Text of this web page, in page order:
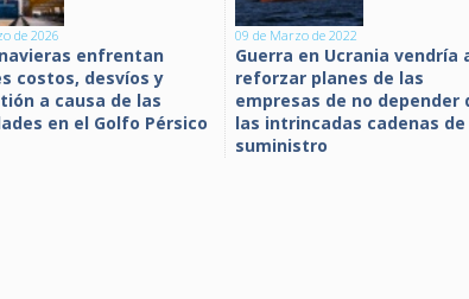
de 2026
enfrentan
costos, desvíos y
a causa de las
en el Golfo Pérsico
09 de Marzo de 2022
Guerra en Ucrania vendría
reforzar planes de las
empresas de no depender
las intrincadas cadenas de
suministro